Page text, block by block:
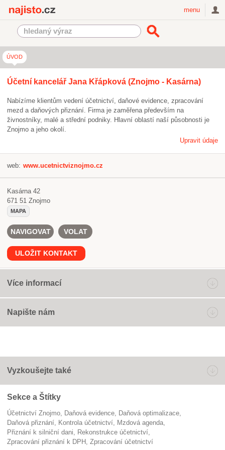
menu
ÚVOD
Účetní kancelář Jana Křápková (Znojmo - Kasárna)
Nabízíme klientům vedení účetnictví, daňové evidence, zpracování
mezd a daňových přiznání. Firma je zaměřena především na
živnostníky, malé a střední podniky. Hlavní oblastí naší působnosti je
Znojmo a jeho okolí.
Upravit údaje
web: www.ucetnictviznojmo.cz
Kasárna 42
671 51 Znojmo
MAPA
NAVIGOVAT VOLAT
ULOŽIT KONTAKT
Více informací
Napište nám
Vyzkoušejte také
Sekce a Štítky
Účetnictví Znojmo daňová evidence
daňová optimalizace
daňová přiznání
kontrola účetnictví
mzdová agenda
přiznání k silniční dani
rekonstrukce účetnictví
zpracování přiznání k DPH
zpracování účetnictví